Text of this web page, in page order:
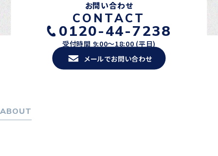
お問い合わせ
CONTACT
0120-44-7238
受付時間 9:00〜18:00 (平日)
メールでお問い合わせ
ABOUT